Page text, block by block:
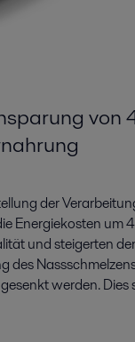
von
der
Energiekosten um
und steigerten
des
werden.